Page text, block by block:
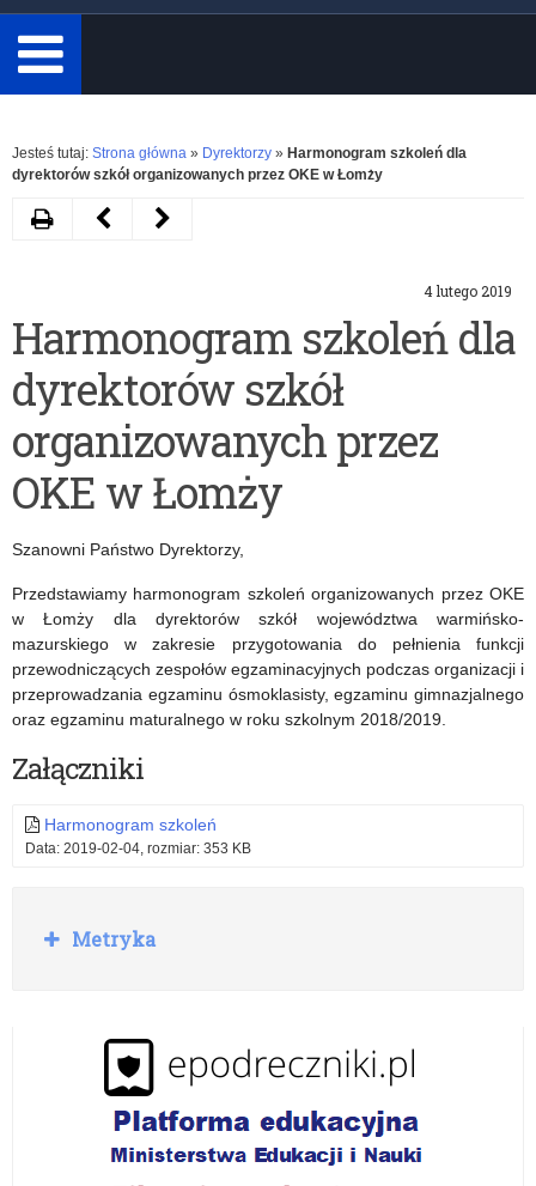
minimum
3
znaki.
Rozwiń
Jesteś tutaj: Strona główna » Dyrektorzy » Harmonogram szkoleń dla
dyrektorów szkół organizowanych przez OKE w Łomży
4 lutego 2019
Harmonogram szkoleń dla
dyrektorów szkół
organizowanych przez
OKE w Łomży
Szanowni Państwo Dyrektorzy,
Przedstawiamy harmonogram szkoleń organizowanych przez OKE
w Łomży dla dyrektorów szkół województwa warmińsko-
mazurskiego w zakresie przygotowania do pełnienia funkcji
przewodniczących zespołów egzaminacyjnych podczas organizacji i
przeprowadzania egzaminu ósmoklasisty, egzaminu gimnazjalnego
oraz egzaminu maturalnego w roku szkolnym 2018/2019.
Załączniki
Harmonogram szkoleń
Data: 2019-02-04, rozmiar: 353 KB
DrukujNastępny
w
wydawaniu
opinii
o
zasadności
kształcenia
w
danym
zawodzie
od
Poprzedni
nr
4
Mazurskiego
Kuratora
Oświaty
z
dnia
30
stycznia
R
o
Metryka